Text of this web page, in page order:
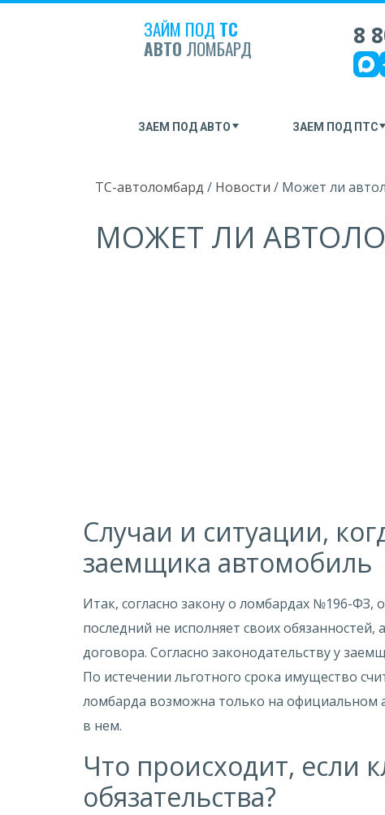
ЗАЙМ ПОД ТС
АВТО ЛОМБАРД 8
ЗАЕМ ПОД АВТО ЗАЕМ ПОД ПТС
ТС-автоломбард / Новости / Может ли
МОЖЕТ ЛИ
Случаи и ситуации,
заемщика автомобиль
Итак, согласно закону о ломбардах №196-ФЗ,
последний не исполняет своих
договора. Согласно законодательству у
По истечении льготного срока имущество
ломбарда возможна только на официальном
в нем.
Что происходит, если
обязательства?